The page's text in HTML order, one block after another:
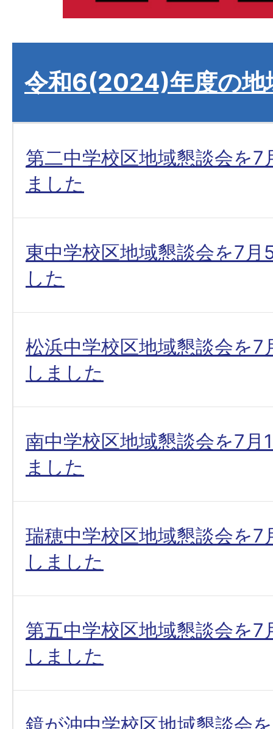
令和6(2024)年度の地
第二中学校区地域懇談会を7
ました
東中学校区地域懇談会を7月
した
松浜中学校区地域懇談会を7
しました
南中学校区地域懇談会を7月
ました
瑞穂中学校区地域懇談会を7
しました
第五中学校区地域懇談会を7
しました